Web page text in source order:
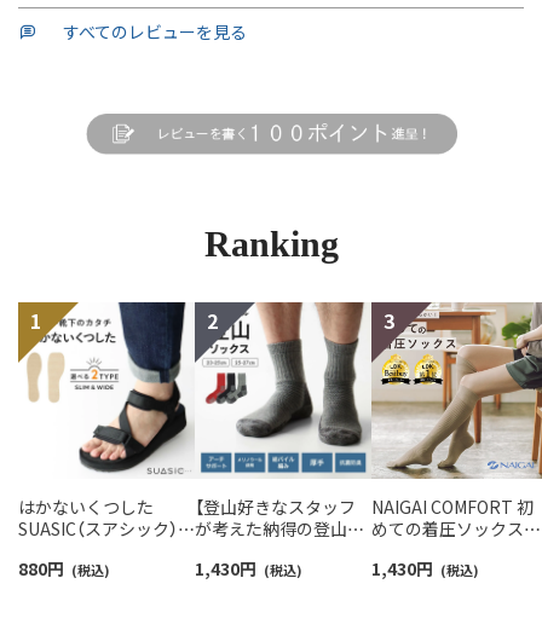
すべてのレビューを見る
Ranking
はかないくつした
SUASIC（スアシック）
抗菌防臭 ソックス メン
880円 (税込)
【登山好きなスタッフ
が考えた納得の登山用
リノウール混 クルー丈
1,430円 (税込)
NAIGAI COMFORT 初
めての着圧ソックスハ
【365日最短翌日発送】
1,430円 (税込)